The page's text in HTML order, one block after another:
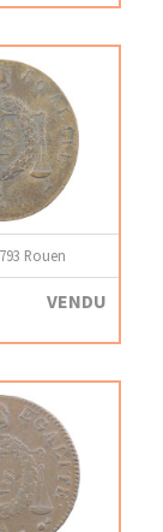
Rouen
VENDU